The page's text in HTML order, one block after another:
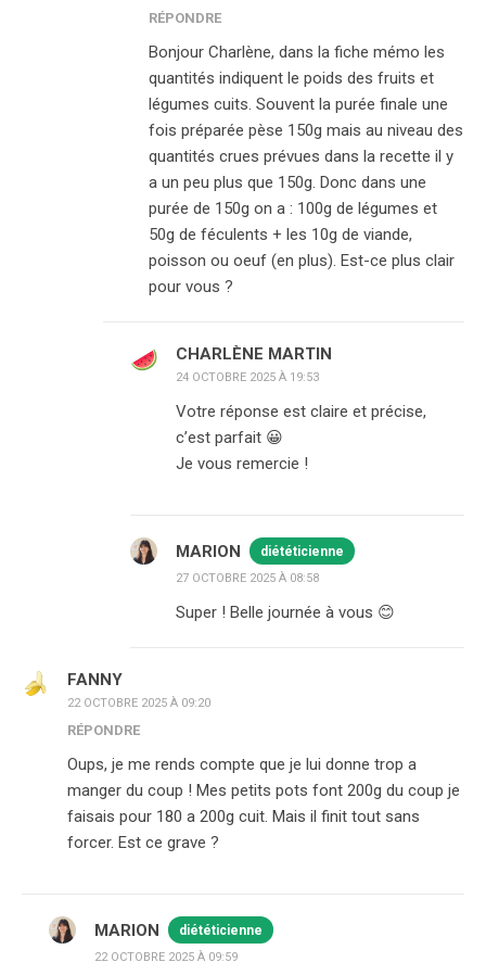
RÉPONDRE
Bonjour Charlène, dans la fiche mémo les
quantités indiquent le poids des fruits et
légumes cuits. Souvent la purée finale une
fois préparée pèse 150g mais au niveau des
quantités crues prévues dans la recette il y
a un peu plus que 150g. Donc dans une
purée de 150g on a : 100g de légumes et
50g de féculents + les 10g de viande,
poisson ou oeuf (en plus). Est-ce plus clair
pour vous ?
CHARLÈNE MARTIN
24 OCTOBRE 2025 À 19:53
Votre réponse est claire et précise,
c’est parfait 😀
Je vous remercie !
MARION diététicienne
27 OCTOBRE 2025 À 08:58
Super ! Belle journée à vous 😊
FANNY
22 OCTOBRE 2025 À 09:20
RÉPONDRE
Oups, je me rends compte que je lui donne trop a
manger du coup ! Mes petits pots font 200g du coup je
faisais pour 180 a 200g cuit. Mais il finit tout sans
forcer. Est ce grave ?
MARION diététicienne
22 OCTOBRE 2025 À 09:59